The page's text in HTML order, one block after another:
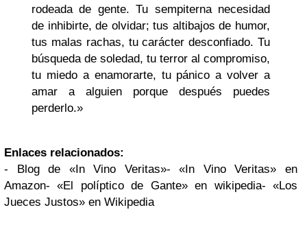
rodeada de gente. Tu sempiterna necesidad
de inhibirte, de olvidar; tus altibajos de humor,
tus malas rachas, tu carácter desconfiado. Tu
búsqueda de soledad, tu terror al compromiso,
tu miedo a enamorarte, tu pánico a volver a
amar a alguien porque después puedes
perderlo.»
Enlaces relacionados:
- Blog de «In Vino Veritas»-
«In Vino Veritas» en
Amazon- «El políptico de Gante» en wikipedia- «Los
Jueces Justos» en Wikipedia